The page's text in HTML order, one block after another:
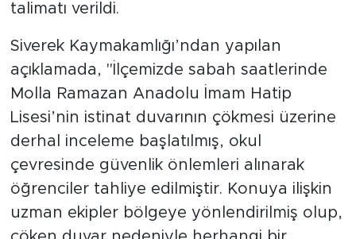
talimatı verildi.
Siverek Kaymakamlığı’ndan yapılan
açıklamada, "İlçemizde sabah saatlerinde
Molla Ramazan Anadolu İmam Hatip
Lisesi’nin istinat duvarının çökmesi üzerine
derhal inceleme başlatılmış, okul
çevresinde güvenlik önlemleri alınarak
öğrenciler tahliye edilmiştir. Konuya ilişkin
uzman ekipler bölgeye yönlendirilmiş olup,